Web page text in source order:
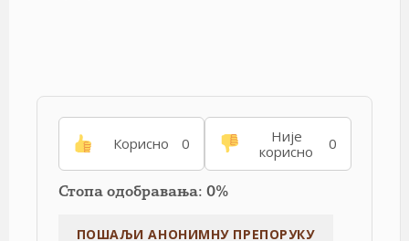
Корисно 0
Није
корисно
0
Стопа одобравања: 0%